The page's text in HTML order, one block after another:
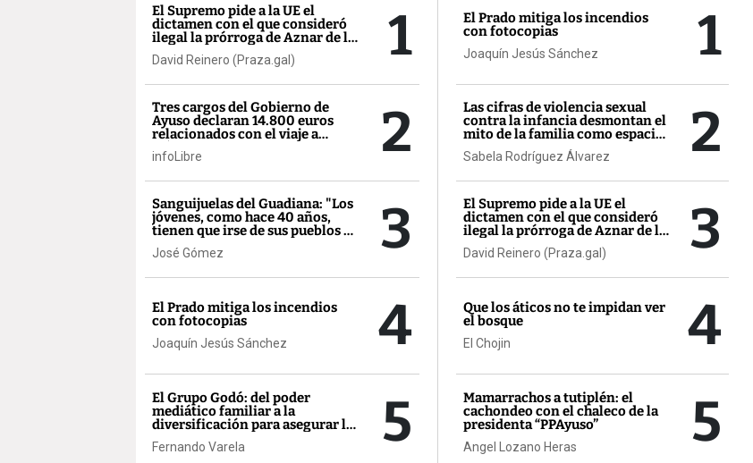
El Supremo pide a la UE el
dictamen con el que consideró
ilegal la prórroga de Aznar de la
AP-9
David Reinero (Praza.gal) 1
Tres cargos del Gobierno de
Ayuso declaran 14.800 euros
relacionados con el viaje a
México
infoLibre 2
Sanguijuelas del Guadiana: "Los
jóvenes, como hace 40 años,
tienen que irse de sus pueblos o
de Extremadura"
José Gómez 3
El Prado mitiga los incendios
con fotocopias
Joaquín Jesús Sánchez 4
El Grupo Godó: del poder
mediático familiar a la
diversificación para asegurar la
supervivencia
Fernando Varela 5
El Prado mitiga los incendios
con fotocopias
Joaquín Jesús Sánchez 1
Las cifras de violencia sexual
contra la infancia desmontan el
mito de la familia como espacio
seguro
Sabela Rodríguez Álvarez 2
El Supremo pide a la UE el
dictamen con el que consideró
ilegal la prórroga de Aznar de la
AP-9
David Reinero (Praza.gal) 3
Que los áticos no te impidan ver
el bosque
El Chojin 4
Mamarrachos a tutiplén: el
cachondeo con el chaleco de la
presidenta “PPAyuso”
Angel Lozano Heras 5